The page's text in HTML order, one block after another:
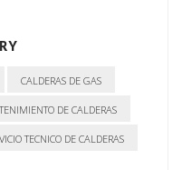
CALDERAS DE GAS
DE CALDERAS
TECNICO DE CALDERAS